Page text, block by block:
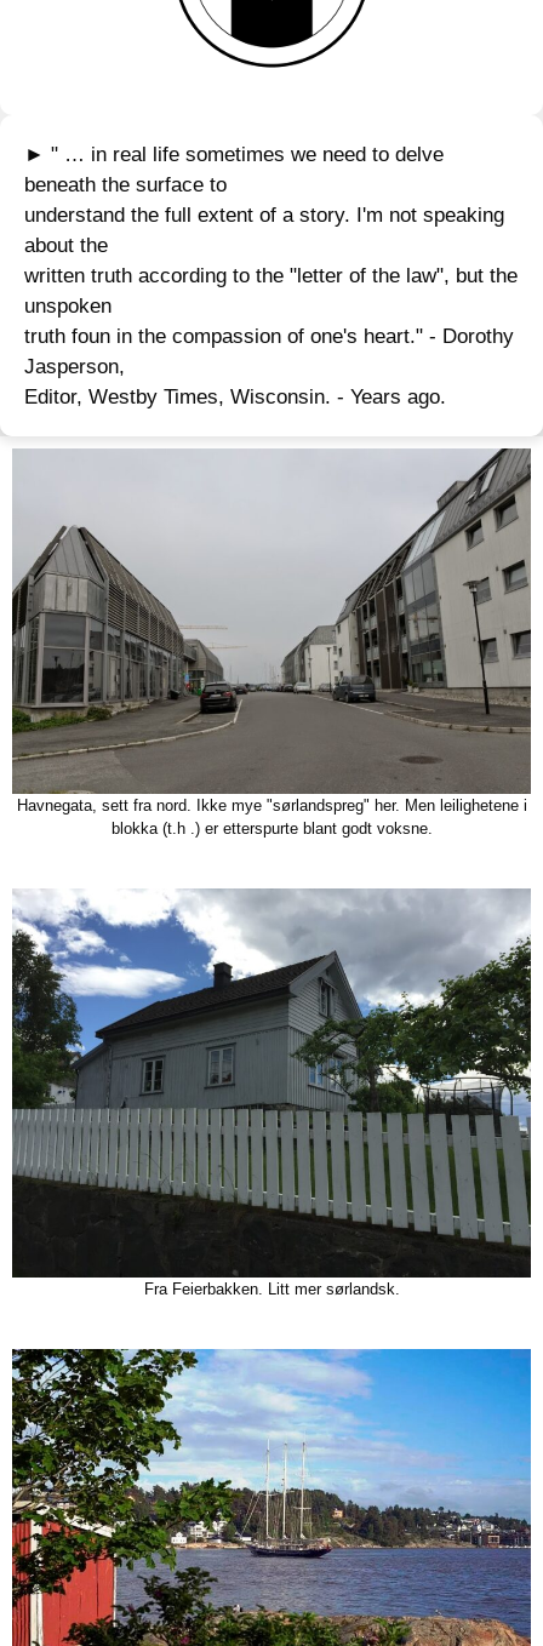
► " … in real life sometimes we need to delve
beneath the surface to
understand the full extent of a story. I'm not speaking
about the
written truth according to the "letter of the law", but the
unspoken
truth foun in the compassion of one's heart." - Dorothy
Jasperson,
Editor, Westby Times, Wisconsin. - Years ago.
Havnegata, sett fra nord. Ikke mye "sørlandspreg" her. Men leilighetene i
blokka (t.h .) er etterspurte blant godt voksne.
Fra Feierbakken. Litt mer sørlandsk.